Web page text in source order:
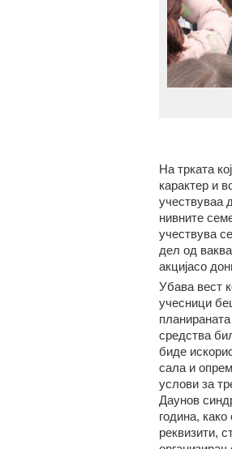
На трката
карактер и
учествуваа
нивните
учествува
дел од
акцијасо
Убава вест
учесници
средства
биде
сала и
услови за
Даунов
година,
реквизити,